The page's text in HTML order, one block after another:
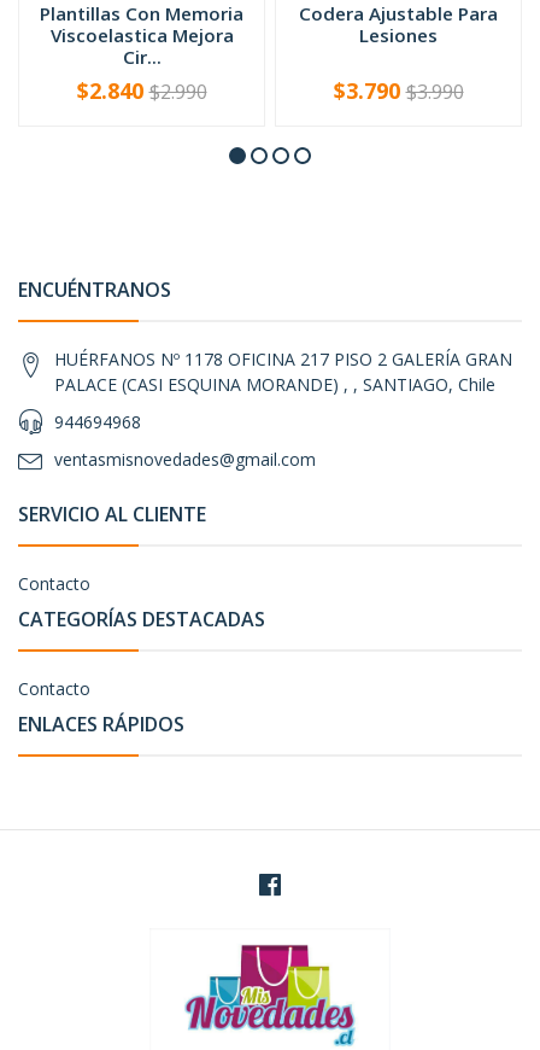
Plantillas Con Memoria
Viscoelastica Mejora
Cir...
+
$2.840$2.990
Codera Ajustable Para
Lesiones
+
$3.790$3.990
ENCUÉNTRANOS
HUÉRFANOS Nº 1178 OFICINA 217 PISO 2 GALERÍA GRAN
PALACE (CASI ESQUINA MORANDE) , , SANTIAGO, Chile
944694968
ventasmisnovedades@gmail.com
SERVICIO AL CLIENTE
Contacto
CATEGORÍAS DESTACADAS
Contacto
ENLACES RÁPIDOS